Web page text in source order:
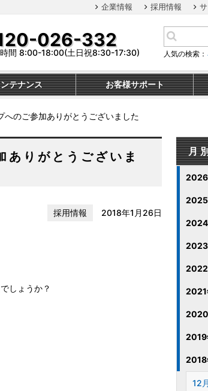
企業情報 採用情報
026-332
間 8:00-18:00(土日祝8:30-17:30)
人気の検索：
テナンス お客様サポート
へのご参加ありがとうございました
ありがとうございま
採用情報 2018年1月26日
しょうか？
月
2021
2019
2018
12